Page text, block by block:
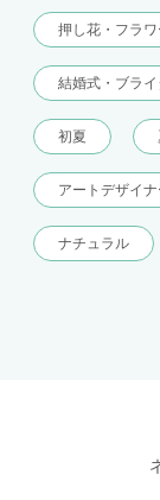
押し花・フラワ
結婚式・ブラ
初夏
アートデザイナ
ナチュラル